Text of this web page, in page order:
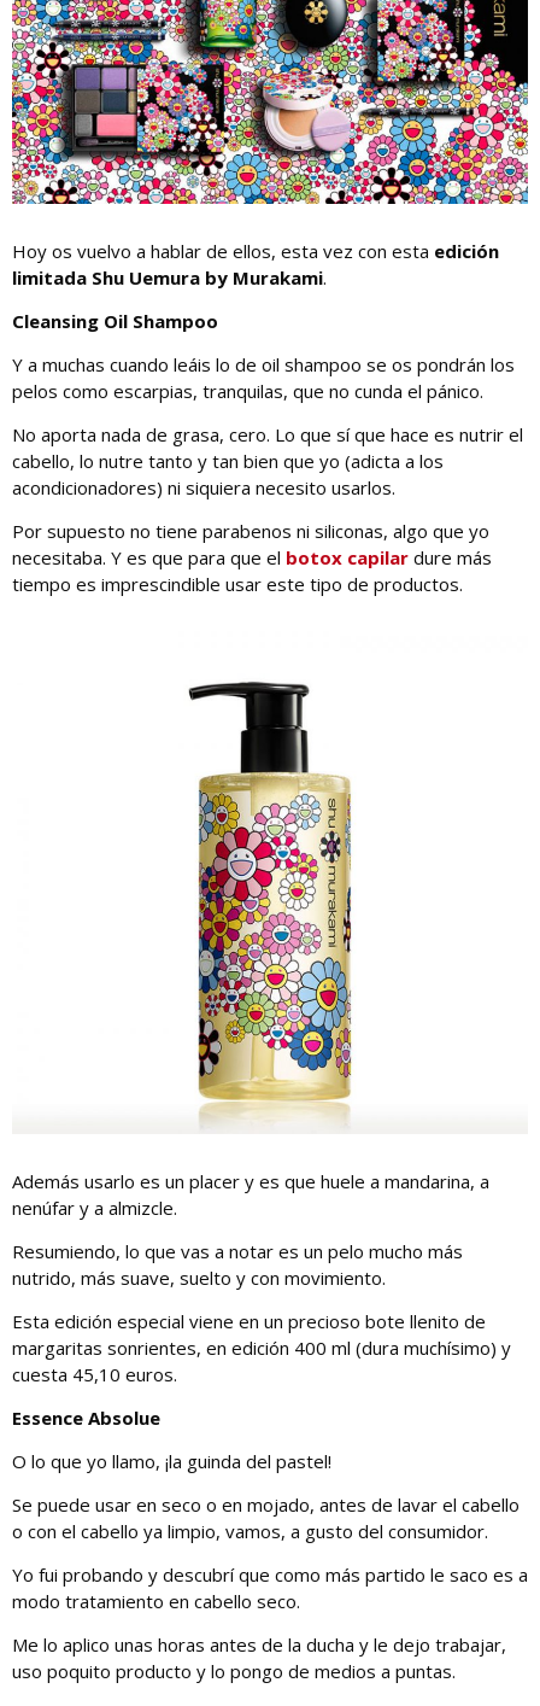
Hoy os vuelvo a hablar de ellos, esta vez con esta edición
limitada Shu Uemura by Murakami.
Cleansing Oil Shampoo
Y a muchas cuando leáis lo de oil shampoo se os pondrán los
pelos como escarpias, tranquilas, que no cunda el pánico.
No aporta nada de grasa, cero. Lo que sí que hace es nutrir el
cabello, lo nutre tanto y tan bien que yo (adicta a los
acondicionadores) ni siquiera necesito usarlos.
Por supuesto no tiene parabenos ni siliconas, algo que yo
necesitaba. Y es que para que el botox capilar dure más
tiempo es imprescindible usar este tipo de productos.
Además usarlo es un placer y es que huele a mandarina, a
nenúfar y a almizcle.
Resumiendo, lo que vas a notar es un pelo mucho más
nutrido, más suave, suelto y con movimiento.
Esta edición especial viene en un precioso bote llenito de
margaritas sonrientes, en edición 400 ml (dura muchísimo) y
cuesta 45,10 euros.
Essence Absolue
O lo que yo llamo, ¡la guinda del pastel!
Se puede usar en seco o en mojado, antes de lavar el cabello
o con el cabello ya limpio, vamos, a gusto del consumidor.
Yo fui probando y descubrí que como más partido le saco es a
modo tratamiento en cabello seco.
Me lo aplico unas horas antes de la ducha y le dejo trabajar,
uso poquito producto y lo pongo de medios a puntas.